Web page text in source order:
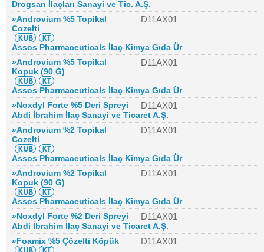
Drogsan İlaçları Sanayi ve Tic. A.Ş.
»Androvium %5 Topikal
Cozelti
D11AX01
Assos Pharmaceuticals İlaç Kimya Gıda Ür
»Androvium %5 Topikal
Kopuk (90 G)
D11AX01
Assos Pharmaceuticals İlaç Kimya Gıda Ür
»Noxdyl Forte %5 Deri Spreyi
D11AX01
Abdi İbrahim İlaç Sanayi ve Ticaret A.Ş.
»Androvium %2 Topikal
Cozelti
D11AX01
Assos Pharmaceuticals İlaç Kimya Gıda Ür
»Androvium %2 Topikal
Kopuk (90 G)
D11AX01
Assos Pharmaceuticals İlaç Kimya Gıda Ür
»Noxdyl Forte %2 Deri Spreyi
D11AX01
Abdi İbrahim İlaç Sanayi ve Ticaret A.Ş.
»Foamix %5 Çözelti Köpük
D11AX01